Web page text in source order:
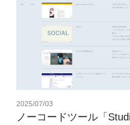
2025/07/03
ノーコードツール「